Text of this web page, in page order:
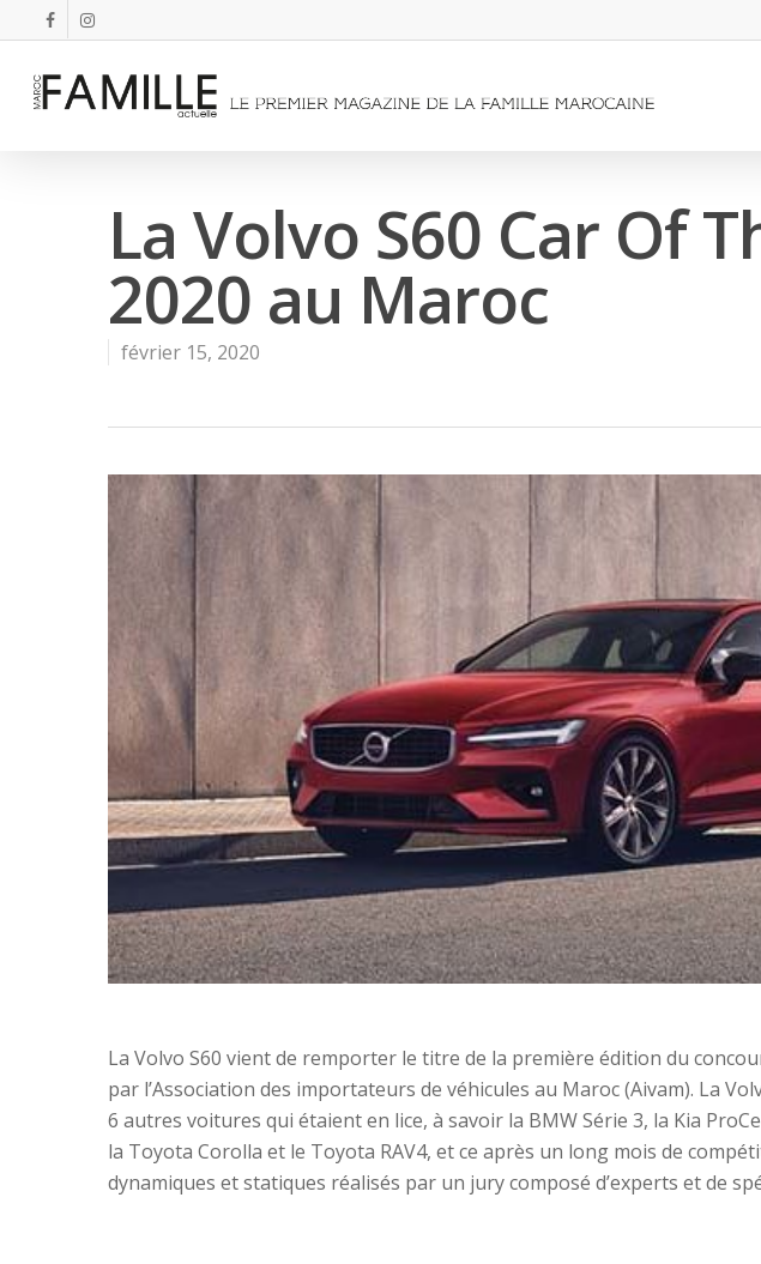
La Volvo S60 Car Of
2020 au Maroc
février 15, 2020
La Volvo S60 vient de remporter le titre de la première édition du
par l’Association des importateurs de véhicules au Maroc (Aivam). La
6 autres voitures qui étaient en lice, à savoir la BMW Série 3, la Kia
la Toyota Corolla et le Toyota RAV4, et ce après un long mois de
dynamiques et statiques réalisés par un jury composé d’experts et de